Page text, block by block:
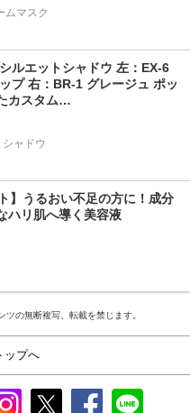
ムマスク
ルエットシャドウ 左：EX-6
プ 右：BR-1 グレージュ ポッ
カスタム…
ャドウ
】うるおい不足の方に！成分
ハリ肌へ導く美容液
の無断複写、転載を禁じます。
ップへ